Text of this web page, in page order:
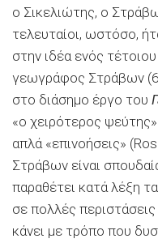
ο Σικελιώτης, ο
τελευταίοι, ωστόσο,
στην ιδέα ενός
γεωγράφος Στράβων
στο διάσημο έργο του
«ο χειρότερος
απλά «επινοήσεις»
Στράβων είναι
παραθέτει κατά λέξη
σε πολλές
κάνει με τρόπο που